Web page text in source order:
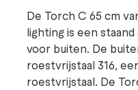
De Torch C 65 cm
lighting is een
voor buiten. De
roestvrijstaal 316,
roestvrijstaal. De